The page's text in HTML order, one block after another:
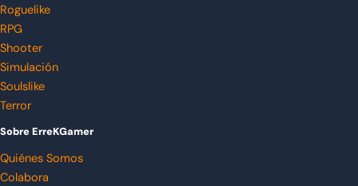
Roguelike
RPG
Shooter
Simulación
Soulslike
Terror
Sobre ErreKGamer
Quiénes Somos
Colabora